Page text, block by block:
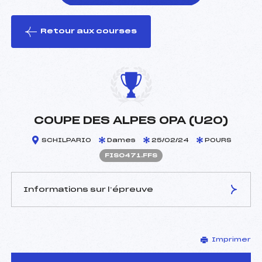
le ski
Retour aux courses
COUPE DES ALPES OPA (U20)
SCHILPARIO Dames 25/02/24 POURS
FIS0471.FFS
Informations sur l’épreuve
–
D.T Adjoint :
–
Imprimer